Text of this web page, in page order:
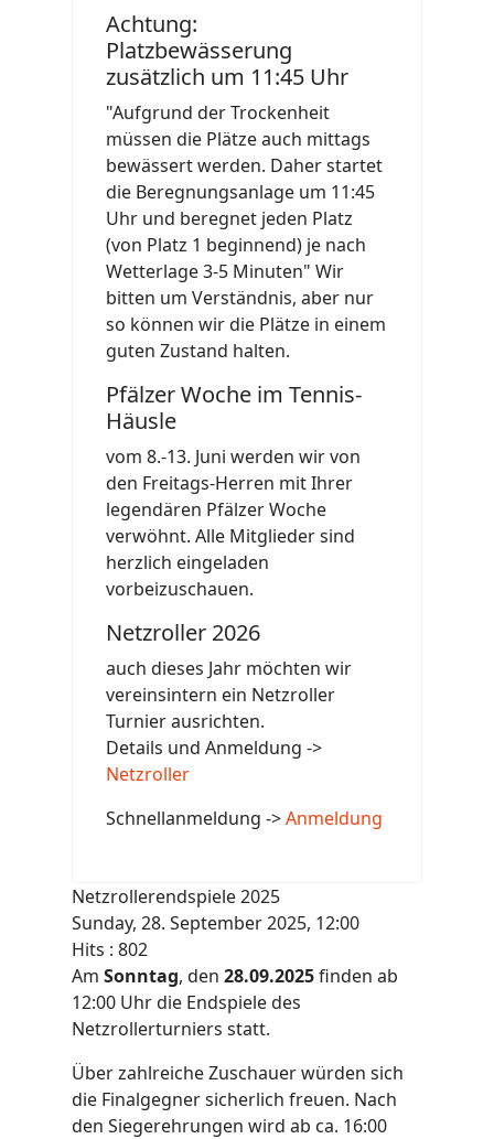
Achtung:
Platzbewässerung
zusätzlich um 11:45 Uhr
"Aufgrund der Trockenheit
müssen die Plätze auch mittags
bewässert werden. Daher startet
die Beregnungsanlage um 11:45
Uhr und beregnet jeden Platz
(von Platz 1 beginnend) je nach
Wetterlage 3-5 Minuten" Wir
bitten um Verständnis, aber nur
so können wir die Plätze in einem
guten Zustand halten.
Pfälzer Woche im Tennis-
Häusle
vom 8.-13. Juni werden wir von
den Freitags-Herren mit Ihrer
legendären Pfälzer Woche
verwöhnt. Alle Mitglieder sind
herzlich eingeladen
vorbeizuschauen.
Netzroller 2026
auch dieses Jahr möchten wir
vereinsintern ein Netzroller
Turnier ausrichten.
Details und Anmeldung ->
Netzroller
Schnellanmeldung ->Anmeldung
Netzrollerendspiele 2025
Sunday, 28. September 2025, 12:00
Hits : 802
Am Sonntag, den 28.09.2025finden ab
12:00 Uhr die Endspiele des
Netzrollerturniers statt.
Über zahlreiche Zuschauer würden sich
die Finalgegner sicherlich freuen. Nach
den Siegerehrungen wird ab ca. 16:00